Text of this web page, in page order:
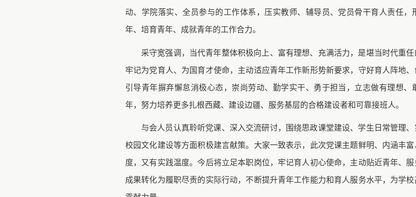
动、学院落实、全员参与的工作体系，压实教师、辅导员、党员骨干育人责任，
年、培育青年、成就青年的工作合力。
采守宽强调，当代青年整体积极向上、富有理想、充满活力，是堪当时代重
牢记为党育人、为国育才使命，主动适应青年工作新形势新要求，守好育人阵地
引导青年摒弃懈怠消极心态，崇尚劳动、勤学实干、勇于担当，立志做有理想
年，努力培养更多扎根西藏、建设边疆、服务基层的合格建设者和可靠接班人。
与会人员认真聆听党课、深入交流研讨，围绕思政课堂建设、学生日常管理、
校园文化建设等方面积极建言献策。大家一致表示，此次党课主题鲜明、内涵丰
度，又有实践温度。今后将立足本职岗位，牢记育人初心使命，主动贴近青年、
成果转化为履职尽责的实际行动，不断提升青年工作能力和育人服务水平，为学